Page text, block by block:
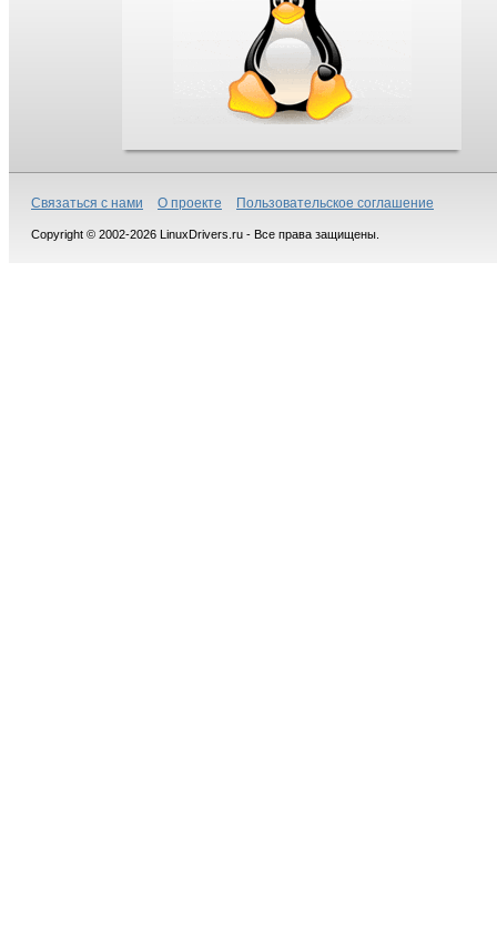
Связаться с нами О проекте Пользовательское соглашение
Copyright © 2002-2026 LinuxDrivers.ru - Все права защищены.